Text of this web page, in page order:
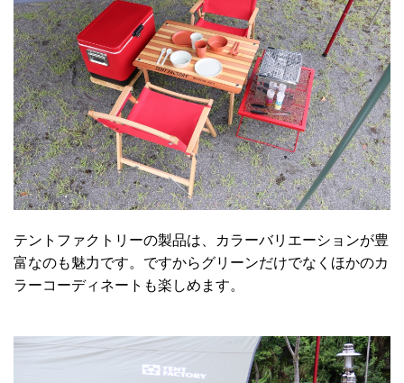
テントファクトリーの製品は、カラーバリエーションが豊
富なのも魅力です。ですからグリーンだけでなくほかのカ
ラーコーディネートも楽しめます。